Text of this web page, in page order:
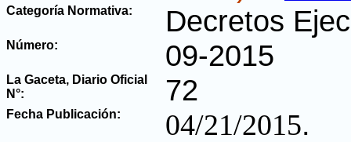
Categoría Normativa: Decretos
Número: 09-2015
La Gaceta, Diario Oficial
N°: 72
Fecha Publicación: 04/21/2015.